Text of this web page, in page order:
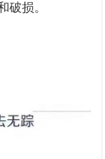
破损。